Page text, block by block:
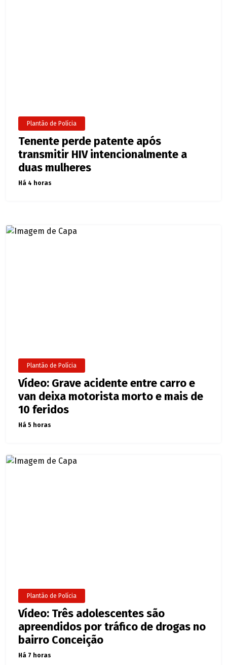
Plantão de Polícia
Tenente perde patente após
transmitir HIV intencionalmente a
duas mulheres
Há 4 horas
Plantão de Polícia
Vídeo: Grave acidente entre carro e
van deixa motorista morto e mais de
10 feridos
Há 5 horas
Plantão de Polícia
Vídeo: Três adolescentes são
apreendidos por tráfico de drogas no
bairro Conceição
Há 7 horas